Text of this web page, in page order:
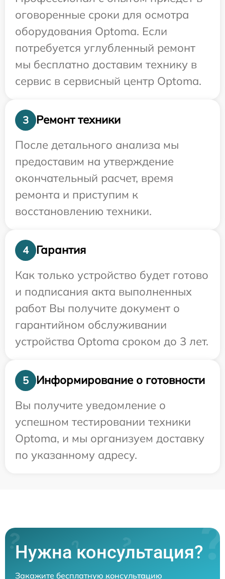
оговоренные сроки для осмотра
оборудования Optoma. Если
потребуется углубленный ремонт
мы бесплатно доставим технику в
сервис в сервисный центр Optoma.
3
Ремонт техники
После детального анализа мы
предоставим на утверждение
окончательный расчет, время
ремонта и приступим к
восстановлению техники.
4
Гарантия
Как только устройство будет готово
и подписания акта выполненных
работ Вы получите документ о
гарантийном обслуживании
устройства Optoma сроком до 3 лет.
5
Информирование о готовности
Вы получите уведомление о
успешном тестировании техники
Optoma, и мы организуем доставку
по указанному адресу.
Нужна консультация?
Закажите бесплатную консультацию